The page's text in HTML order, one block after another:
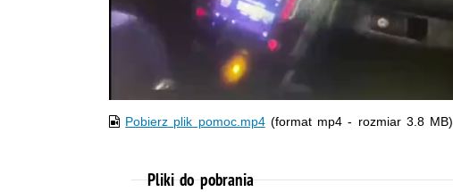
Pobierz plik pomoc.mp4(format mp4 - rozmiar 3.8 MB)
Pliki do pobrania